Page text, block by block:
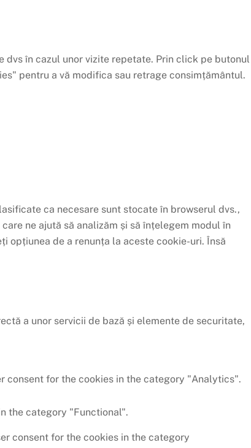
în cazul unor vizite repetate. Prin click pe butonul
pentru a vă modifica sau retrage consimțământul.
ca necesare sunt stocate în browserul dvs.,
ne ajută să analizăm și să înțelegem modul în
opțiunea de a renunța la aceste cookie-uri. Însă
a unor servicii de bază și elemente de securitate,
consent for the cookies in the category "Analytics".
the category "Functional".
consent for the cookies in the category